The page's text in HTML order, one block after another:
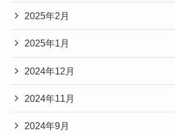
2025年2月
2025年1月
2024年12月
2024年11月
2024年9月